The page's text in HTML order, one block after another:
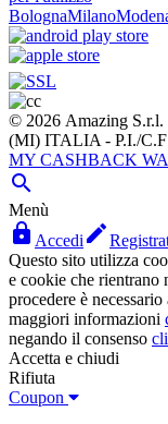
BolognaMilano
© 2026 Amazing S.r.l.
(MI) ITALIA - P.I./
MY CASHBACK

Menù
 Accedi 
Questo sito utilizza
e cookie che rientrano
procedere è
maggiori informazioni
negando il consenso
Accetta e chiudi
Rifiuta
Coupon